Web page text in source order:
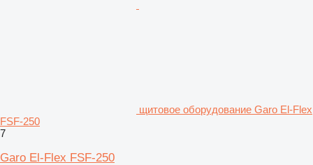
щитовое оборудование Garo El-Flex
FSF-250
7
Garo El-Flex FSF-250